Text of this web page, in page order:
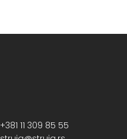
+381 11 309 85 55